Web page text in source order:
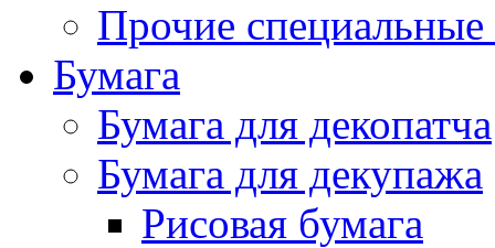
Прочие специальные
Бумага
Бумага для декопатча
Бумага для декупажа
Рисовая бумага